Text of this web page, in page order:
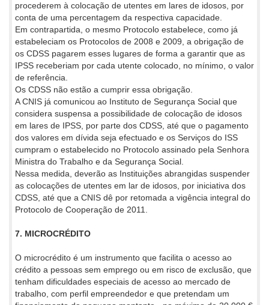
procederem à colocação de utentes em lares de idosos, por
conta de uma percentagem da respectiva capacidade.
Em contrapartida, o mesmo Protocolo estabelece, como já
estabeleciam os Protocolos de 2008 e 2009, a obrigação de
os CDSS pagarem esses lugares de forma a garantir que as
IPSS receberiam por cada utente colocado, no mínimo, o valor
de referência.
Os CDSS não estão a cumprir essa obrigação.
A CNIS já comunicou ao Instituto de Segurança Social que
considera suspensa a possibilidade de colocação de idosos
em lares de IPSS, por parte dos CDSS, até que o pagamento
dos valores em dívida seja efectuado e os Serviços do ISS
cumpram o estabelecido no Protocolo assinado pela Senhora
Ministra do Trabalho e da Segurança Social.
Nessa medida, deverão as Instituições abrangidas suspender
as colocações de utentes em lar de idosos, por iniciativa dos
CDSS, até que a CNIS dê por retomada a vigência integral do
Protocolo de Cooperação de 2011.
7. MICROCRÉDITO
O microcrédito é um instrumento que facilita o acesso ao
crédito a pessoas sem emprego ou em risco de exclusão, que
tenham dificuldades especiais de acesso ao mercado de
trabalho, com perfil empreendedor e que pretendam um